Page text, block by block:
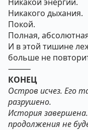
Никакого дыхания.
Покой.
Полная,
И в этой тишине
больше не
⸻
КОНЕЦ
Остров исчез. Его
разрушено.
История
продолжения не